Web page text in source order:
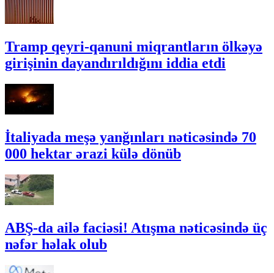
Tramp qeyri-qanuni miqrantların ölkəyə
girişinin dayandırıldığını iddia etdi
İtaliyada meşə yanğınları nəticəsində 70
000 hektar ərazi külə dönüb
ABŞ-da ailə faciəsi! Atışma nəticəsində üç
nəfər həlak olub